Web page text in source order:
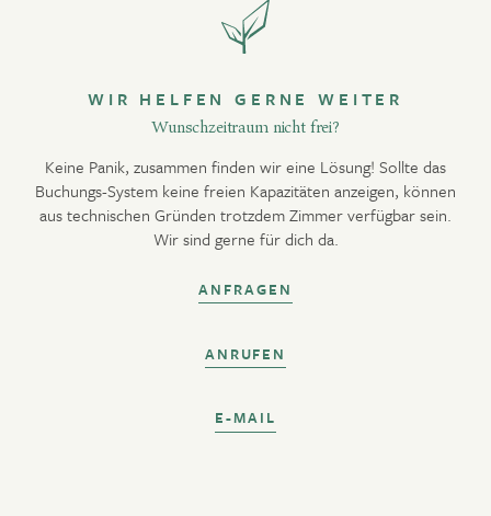
WIR HELFEN GERNE WEITER
Wunschzeitraum nicht frei?
Keine Panik, zusammen finden wir eine Lösung! Sollte das
Buchungs-System keine freien Kapazitäten anzeigen, können
aus technischen Gründen trotzdem Zimmer verfügbar sein.
Wir sind gerne für dich da.
ANFRAGEN
ANRUFEN
E-MAIL